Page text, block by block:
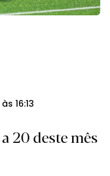
16:13
20 deste mês